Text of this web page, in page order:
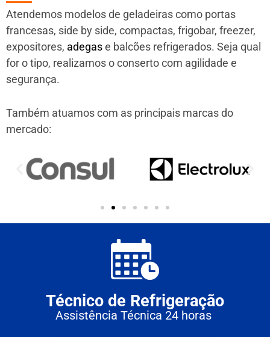
Atendemos modelos de geladeiras como portas
francesas, side by side, compactas, frigobar, freezer,
expositores, adegase balcões refrigerados. Seja qual
for o tipo, realizamos o conserto com agilidade e
segurança.
Também atuamos com as principais marcas do
mercado:
Técnico de Refrigeração
Assistência Técnica 24 horas